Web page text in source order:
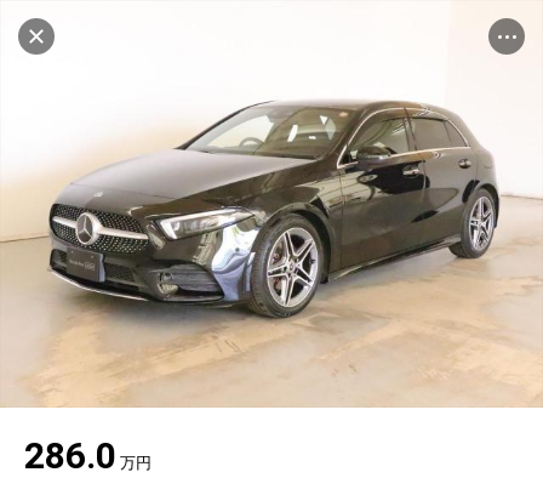
1035台
販売店検索
エリア別最新ニュース
品質と保証
自動車保険
カタログ情報
ログイン
マイアカウント
マイリスト
問合せ履歴
アカウントの確認・編集
アフターサービス
アフターサービス
車検／定期点検
タイヤ交換
ボディ修理
企業情報
プレスリリース
ヤナセの歴史
BMW認定中古車
フォルクスワーゲン認定中古車
利用規約
金融商品の勧誘方針
286.0 万円
電話で問い合わせ（無料）
品質評価書を見る
キャンセル
東名川崎
サーティファイドカーセンター
販売店情報
地図を見る
在庫一覧
キャンセル